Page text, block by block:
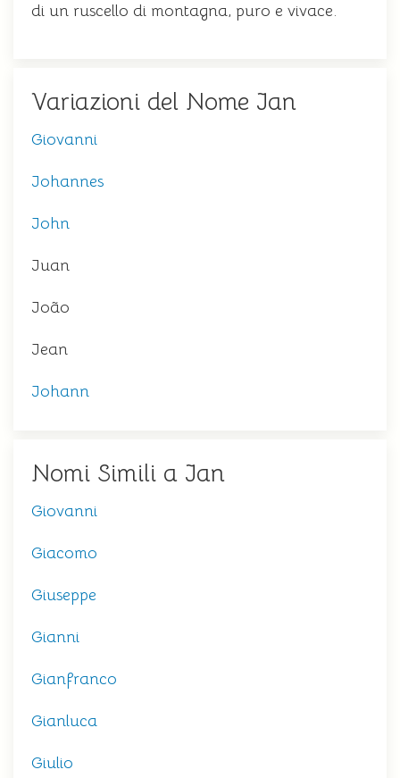
di un ruscello di montagna, puro e vivace.
Variazioni del Nome Jan
Giovanni
Johannes
John
Juan
João
Jean
Johann
Nomi Simili a Jan
Giovanni
Giacomo
Giuseppe
Gianni
Gianfranco
Gianluca
Giulio